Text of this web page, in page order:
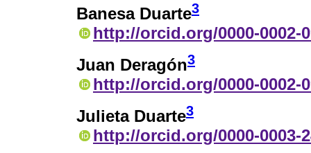
Banesa Duarte3
http://orcid.org/0000-0002-
Juan Deragón3
http://orcid.org/0000-0002-
Julieta Duarte3
http://orcid.org/0000-0003-